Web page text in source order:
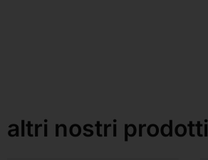
altri nostri prodotti